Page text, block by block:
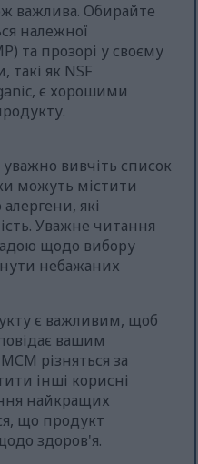
важлива. Обирайте
належної
та прозорі у своєму
такі як NSF
є хорошими
вивчіть список
можуть містити
які
Уважне читання
щодо вибору
небажаних
є важливим, щоб
вашим
різняться за
інші корисні
найкращих
що продукт
здоров'я.